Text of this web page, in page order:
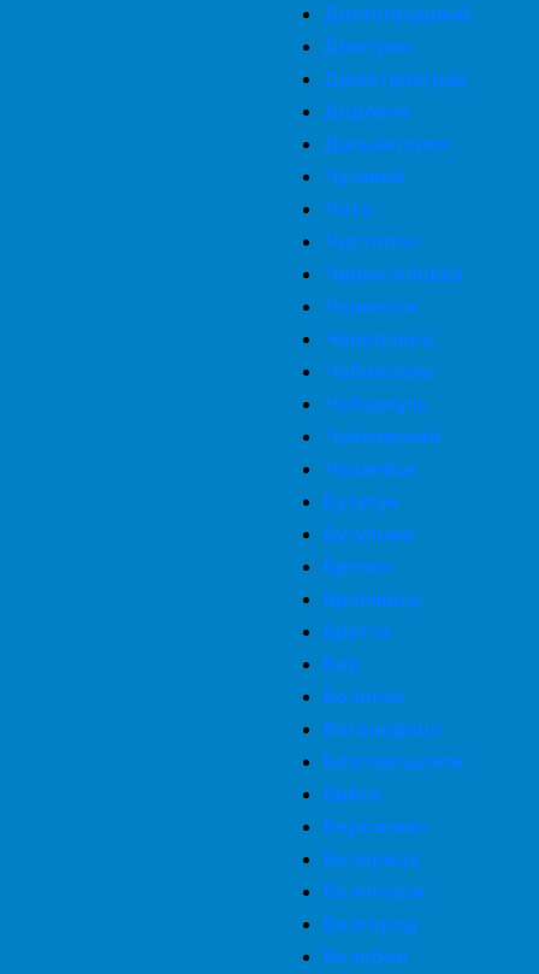
Долгопрудный
Дмитров
Димитровград
Дедовск
Дальнегорск
Чузавой
Чита
Чистопол
Черноголовка
Черкесск
Череповец
Чебоксары
Чебаркуль
Чайковский
Чапаевск
Бузулук
Бугульма
Брянск
Бронницы
Братск
Бор
Бологое
Богородицк
Благовещенск
Бийск
Березники
Белорецк
Белогорск
Белгород
Белебей